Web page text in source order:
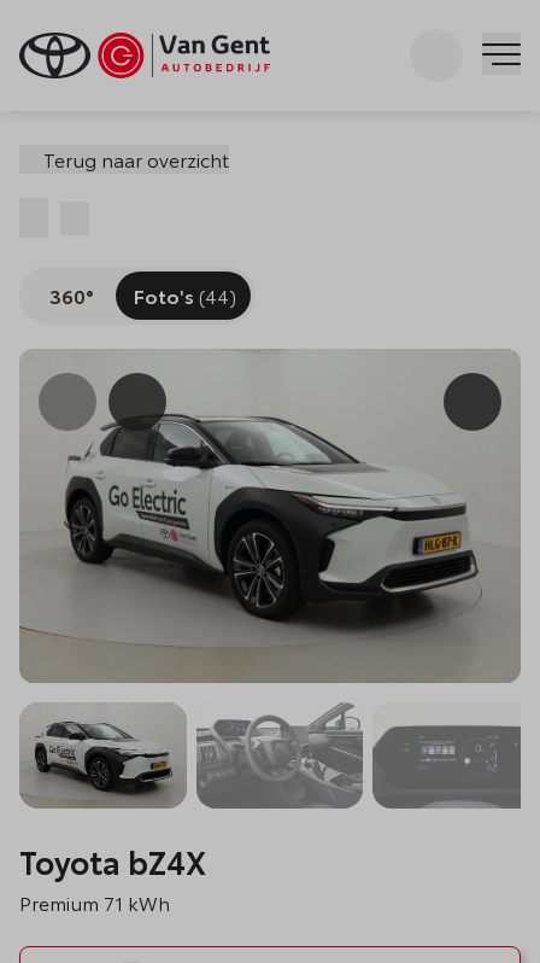
Zoeken
Terug naar overzicht
360° Foto's (44)
Toyota bZ4X
Premium 71 kWh